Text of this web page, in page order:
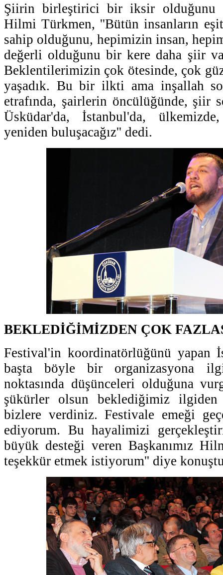
Şiirin birleştirici bir iksir olduğunu
Hilmi Türkmen, ''Bütün insanların
sahip olduğunu, hepimizin insan,
değerli olduğunu bir kere daha şiir
Beklentilerimizin çok ötesinde, çok
yaşadık. Bu bir ilkti ama inşallah
etrafında, şairlerin öncülüğünde, şiir
Üsküdar'da, İstanbul'da,
yeniden buluşacağız'' dedi.
BEKLEDİĞİMİZDEN ÇOK
Festival'in koordinatörlüğünü yapan
başta böyle bir organizasyona
noktasında düşünceleri olduğuna
şükürler olsun beklediğimiz ilgiden
bizlere verdiniz. Festivale emeği
ediyorum. Bu hayalimizi
büyük desteği veren Başkanımız
teşekkür etmek istiyorum'' diye